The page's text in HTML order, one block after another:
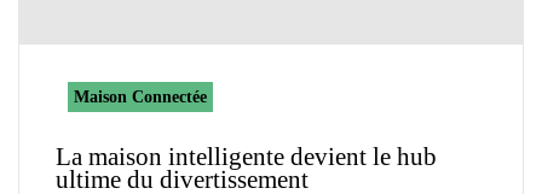
Maison Connectée
La maison intelligente devient le hub
ultime du divertissement